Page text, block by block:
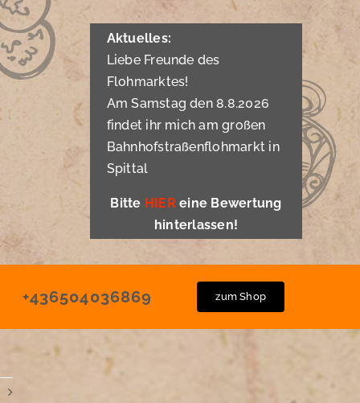
Aktuelles:
Liebe Freunde des
Flohmarktes!
Am Samstag den 8.8.2026
findet ihr mich am großen
Bahnhofstraßenflohmarkt in
Spittal
Bitte HIER eine Bewertung
hinterlassen!
+436504036869 zum Shop